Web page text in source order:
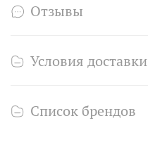
Отзывы
Условия доставки
Список брендов